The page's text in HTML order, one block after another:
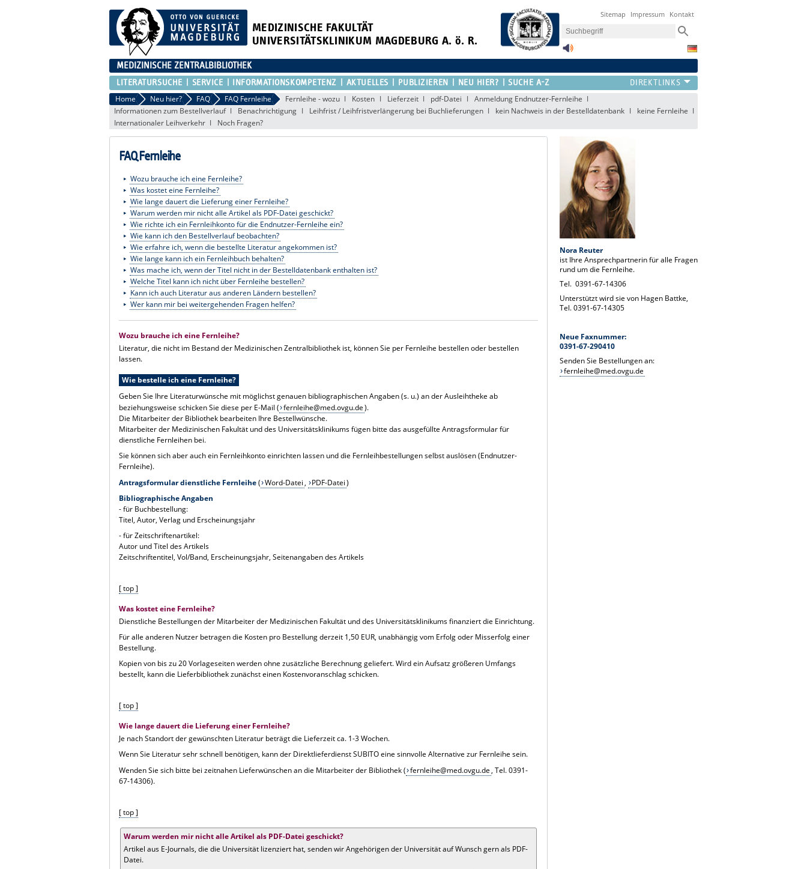
MEDIZINISCHE FAKULTÄT
UNIVERSITÄTSKLINIKUM MAGDEBURG A. ö. R.
Sitemap Impressum Kontakt
MEDIZINISCHE ZENTRALBIBLIOTHEK
LITERATURSUCHE SERVICE INFORMATIONSKOMPETENZ AKTUELLES PUBLIZIEREN NEU HIER? SUCHE A-Z
Home Neu hier? FAQ FAQ Fernleihe Fernleihe - wozu Kosten Lieferzeit pdf-Datei
Anmeldung Endnutzer-Fernleihe
Informationen zum Bestellverlauf
Benachrichtigung Leihfrist / Leihfristverlängerung bei Buchlieferungen kein Nachweis in der Bestelldatenbank
keine Fernleihe
Internationaler Leihverkehr
Noch Fragen?
FAQ Fernleihe
Wozu brauche ich eine Fernleihe?
Was kostet eine Fernleihe?
Wie lange dauert die Lieferung einer Fernleihe?
Warum werden mir nicht alle Artikel als PDF-Datei geschickt?
Wie richte ich ein Fernleihkonto für die Endnutzer-Fernleihe ein?
Wie kann ich den Bestellverlauf beobachten?
Wie erfahre ich, wenn die bestellte Literatur angekommen ist?
Wie lange kann ich ein Fernleihbuch behalten?
Was mache ich, wenn der Titel nicht in der Bestelldatenbank enthalten ist?
Welche Titel kann ich nicht über Fernleihe bestellen?
Kann ich auch Literatur aus anderen Ländern bestellen?
Wer kann mir bei weitergehenden Fragen helfen?
Wozu brauche ich eine Fernleihe?
Literatur, die nicht im Bestand der Medizinischen Zentralbibliothek ist, können Sie per Fernleihe bestellen oder bestellen
lassen.
Wie bestelle ich eine Fernleihe?
Geben Sie Ihre Literaturwünsche mit möglichst genauen bibliographischen Angaben (s. u.) an der Ausleihtheke ab
beziehungsweise schicken Sie diese per E-Mail ( fernleihe@med.ovgu.de).
Die Mitarbeiter der Bibliothek bearbeiten Ihre Bestellwünsche.
Mitarbeiter der Medizinischen Fakultät und des Universitätsklinikums fügen bitte das ausgefüllte Antragsformular für
dienstliche Fernleihen bei.
Sie können sich aber auch ein Fernleihkonto einrichten lassen und die Fernleihbestellungen selbst auslösen (Endnutzer-
Fernleihe).
Antragsformular dienstliche Fernleihe( Word-Datei, PDF-Datei)
Bibliographische Angaben
- für Buchbestellung:
Titel, Autor, Verlag und Erscheinungsjahr
- für Zeitschriftenartikel:
Autor und Titel des Artikels
Zeitschriftentitel, Vol/Band, Erscheinungsjahr, Seitenangaben des Artikels
[ top ]
Was kostet eine Fernleihe?
Dienstliche Bestellungen der Mitarbeiter der Medizinischen Fakultät und des Universitätsklinikums finanziert die Einrichtung.
Für alle anderen Nutzer betragen die Kosten pro Bestellung derzeit 1,50 EUR, unabhängig vom Erfolg oder Misserfolg einer
Bestellung.
Kopien von bis zu 20 Vorlageseiten werden ohne zusätzliche Berechnung geliefert. Wird ein Aufsatz größeren Umfangs
bestellt, kann die Lieferbibliothek zunächst einen Kostenvoranschlag schicken.
[ top ]
Wie lange dauert die Lieferung einer Fernleihe?
Je nach Standort der gewünschten Literatur beträgt die Lieferzeit ca. 1-3 Wochen.
Wenn Sie Literatur sehr schnell benötigen, kann der Direktlieferdienst SUBITO eine sinnvolle Alternative zur Fernleihe sein.
Wenden Sie sich bitte bei zeitnahen Lieferwünschen an die Mitarbeiter der Bibliothek ( fernleihe@med.ovgu.de, Tel. 0391-
67-14306).
[ top ]
Warum werden mir nicht alle Artikel als PDF-Datei geschickt?
Artikel aus E-Journals, die die Universität lizenziert hat, senden wir Angehörigen der Universität auf Wunsch gern als PDF-
Datei.
Nora Reuter
ist Ihre Ansprechpartnerin für alle Fragen
rund um die Fernleihe.
Tel. 0391-67-14306
Unterstützt wird sie von Hagen Battke,
Tel. 0391-67-14305
Neue Faxnummer:
0391-67-290410
Senden Sie Bestellungen an:
fernleihe@med.ovgu.de